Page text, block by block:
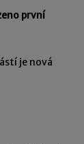
první
je nová